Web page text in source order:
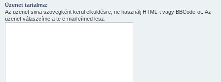
Üzenet tartalma:
Az üzenet sima szövegként kerül elküldésre, ne használj HTML-t vagy BBCode-ot. Az
üzenet válaszcíme a te e-mail címed lesz.